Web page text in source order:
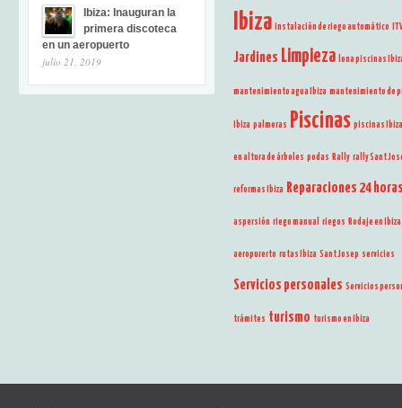
Ibiza: Inauguran la
primera discoteca
en un aeropuerto
julio 21, 2019
Ibiza instalación de riego automático ITV
Jardines Limpieza lona piscinas
mantenimiento agua Ibiza mantenimiento de
Ibiza palmeras Piscinas piscinas Ibiza
en altura de árboles podas Rally rally Sant
reformas Ibiza Reparaciones 24
aspersión riego manual riegos Rodaje en Ibiza
aeropurerto rutas Ibiza Sant Josep servicios
Servicios personales Servicios
trámites turismo turismo en Ibiza